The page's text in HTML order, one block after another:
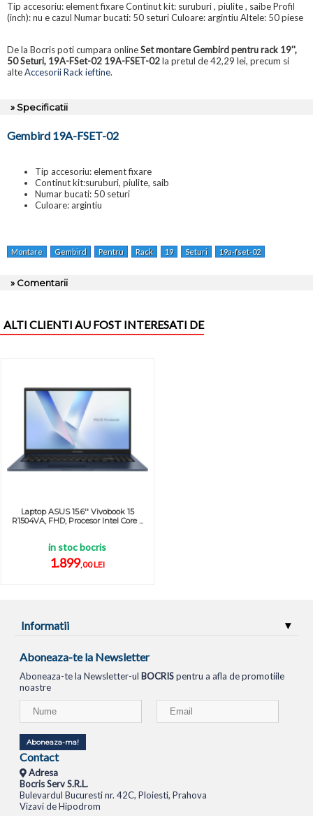
Tip accesoriu: element fixare Continut kit: suruburi , piulite , saibe Profil
(inch): nu e cazul Numar bucati: 50 seturi Culoare: argintiu Altele: 50 piese
De la Bocris poti cumpara onlineSet montare Gembird pentru rack 19'',
50 Seturi, 19A-FSet-02 19A-FSET-02la pretul de 42,29 lei, precum si
alteAccesorii Rack ieftine.
» Specificatii
Gembird 19A-FSET-02
Tip accesoriu: element fixare
Continut kit:suruburi, piulite, saib
Numar bucati: 50 seturi
Culoare: argintiu
Montare Gembird Pentru Rack 19 Seturi 19a-fset-02
» Comentarii
ALTI CLIENTI AU FOST INTERESATI DE
Laptop ASUS 15.6'' Vivobook 15
R1504VA, FHD, Procesor Intel Core ...
in stoc bocris
1.899,00 LEI
Informatii
Aboneaza-te la Newsletter
Aboneaza-te la Newsletter-ul BOCRISpentru a afla de promotiile
noastre
Aboneaza-ma!
Contact
Adresa
Bocris Serv S.R.L.
Bulevardul Bucuresti nr. 42C, Ploiesti, Prahova
Vizavi de Hipodrom